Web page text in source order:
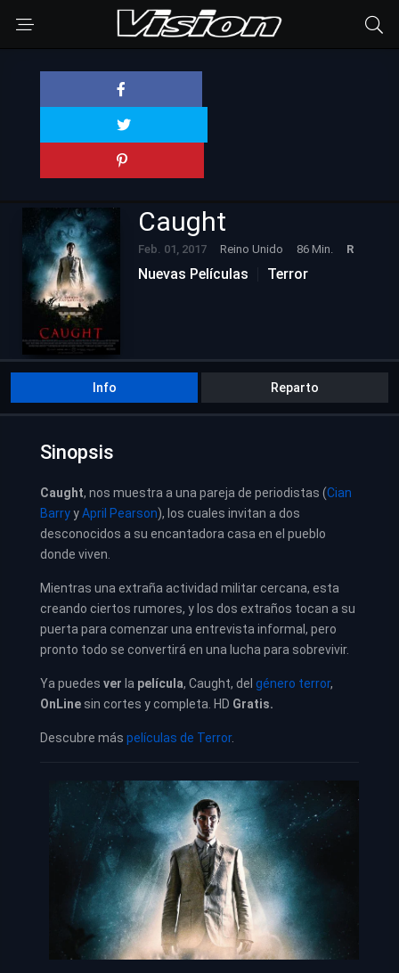
Caught
Feb. 01, 2017 Reino Unido 86 Min. R
Nuevas Películas Terror
Info Reparto
Sinopsis
Caught, nos muestra a una pareja de periodistas (Cian
BarryyApril Pearson), los cuales invitan a dos
desconocidos a su encantadora casa en el pueblo
donde viven.
Mientras una extraña actividad militar cercana, esta
creando ciertos rumores, y los dos extraños tocan a su
puerta para comenzar una entrevista informal, pero
pronto todo se convertirá en una lucha para sobrevivir.
Ya puedes ver la película, Caught, del género terror,
OnLine sin cortes y completa. HD Gratis.
Descubre más películas de Terror.